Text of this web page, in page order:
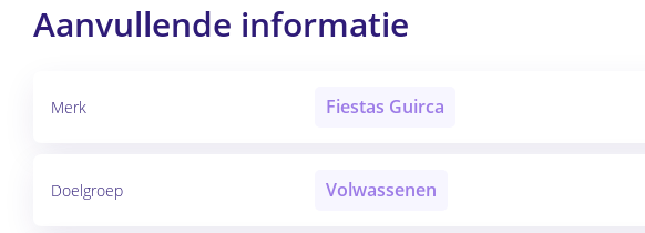
Aanvullende informatie
Merk Fiestas Guirca
Doelgroep Volwassenen